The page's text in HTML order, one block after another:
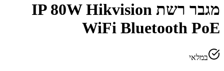
מגבר רשת IP 80W Hikvision
WiFi Bluetooth PoE
במלאי